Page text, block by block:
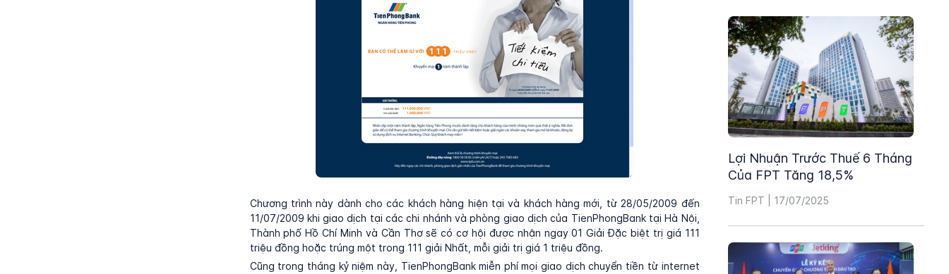
Chương trình này dành cho các khách hàng hiện tại và khách hàng mới, từ 28/05/2009 đến
11/07/2009 khi giao dịch tại các chi nhánh và phòng giao dịch của TienPhongBank tại Hà Nội,
Thành phố Hồ Chí Minh và Cần Thơ sẽ có cơ hội được nhận ngay 01 Giải Đặc biệt trị giá 111
triệu đồng hoặc trúng một trong 111 giải Nhất, mỗi giải trị giá 1 triệu đồng.
Cũng trong tháng kỷ niệm này, TienPhongBank miễn phí mọi giao dịch chuyển tiền từ internet
Lợi Nhuận Trước Thuế 6 Tháng
Của FPT Tăng 18,5%
Tin FPT | 17/07/2025